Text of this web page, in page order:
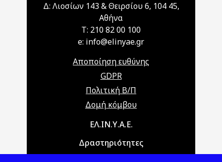
Δ: Λιοσίων 143 & Θειρσίου 6, 104 45,
Αθήνα
T: 210 82 00 100
e: info@elinyae.gr
Αποποίηση ευθύνης
GDPR
Πολιτική Β/Π
Δομή κόμβου
Main navigationΕΛ.ΙΝ.Υ.Α.Ε.
Δραστηριότητες